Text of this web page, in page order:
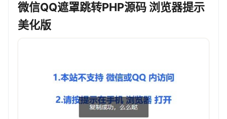
微信QQ遮罩跳转PHP源码 浏览器提示
美化版